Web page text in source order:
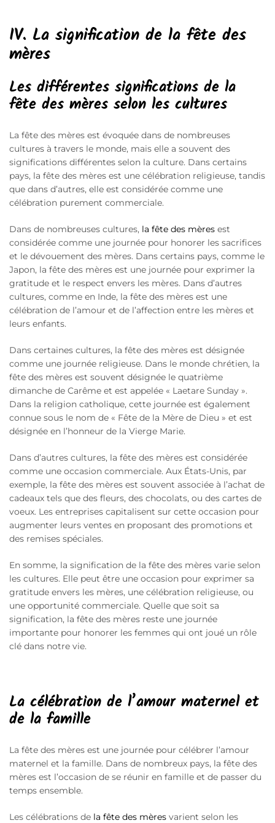
IV. La signification de la fête des
mères
Les différentes significations de la
fête des mères selon les cultures
La fête des mères est évoquée dans de nombreuses
cultures à travers le monde, mais elle a souvent des
significations différentes selon la culture. Dans certains
pays, la fête des mères est une célébration religieuse, tandis
que dans d’autres, elle est considérée comme une
célébration purement commerciale.
Dans de nombreuses cultures, la fête des mères est
considérée comme une journée pour honorer les sacrifices
et le dévouement des mères. Dans certains pays, comme le
Japon, la fête des mères est une journée pour exprimer la
gratitude et le respect envers les mères. Dans d’autres
cultures, comme en Inde, la fête des mères est une
célébration de l’amour et de l’affection entre les mères et
leurs enfants.
Dans certaines cultures, la fête des mères est désignée
comme une journée religieuse. Dans le monde chrétien, la
fête des mères est souvent désignée le quatrième
dimanche de Carême et est appelée « Laetare Sunday ».
Dans la religion catholique, cette journée est également
connue sous le nom de « Fête de la Mère de Dieu » et est
désignée en l’honneur de la Vierge Marie.
Dans d’autres cultures, la fête des mères est considérée
comme une occasion commerciale. Aux États-Unis, par
exemple, la fête des mères est souvent associée à l’achat de
cadeaux tels que des fleurs, des chocolats, ou des cartes de
voeux. Les entreprises capitalisent sur cette occasion pour
augmenter leurs ventes en proposant des promotions et
des remises spéciales.
En somme, la signification de la fête des mères varie selon
les cultures. Elle peut être une occasion pour exprimer sa
gratitude envers les mères, une célébration religieuse, ou
une opportunité commerciale. Quelle que soit sa
signification, la fête des mères reste une journée
importante pour honorer les femmes qui ont joué un rôle
clé dans notre vie.
La célébration de l’amour maternel et
de la famille
La fête des mères est une journée pour célébrer l’amour
maternel et la famille. Dans de nombreux pays, la fête des
mères est l’occasion de se réunir en famille et de passer du
temps ensemble.
Les célébrations de la fête des mères varient selon les